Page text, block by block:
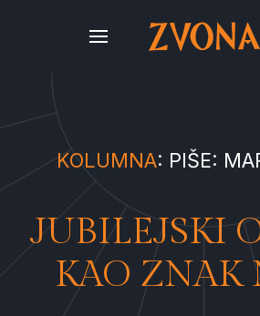
KOLUMNA: PIŠE:
JUBILEJSKI
KAO ZNAK